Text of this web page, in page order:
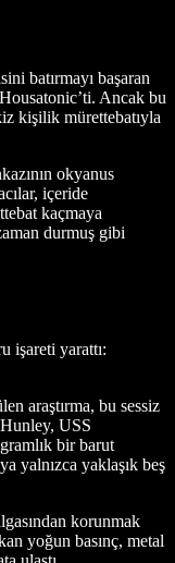
batırmayı başaran
Ancak bu
kişilik mürettebatıyla
okyanus
içeride
kaçmaya
durmuş gibi
işareti yarattı:
araştırma, bu sessiz
USS
bir barut
yalnızca yaklaşık beş
korunmak
yoğun basınç, metal